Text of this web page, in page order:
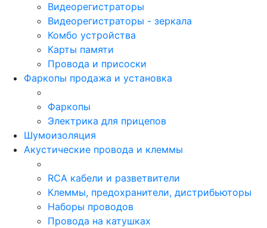
Видеорегистраторы
Видеорегистраторы - зеркала
Комбо устройства
Карты памяти
Провода и присоски
Фаркопы продажа и установка
Фаркопы
Электрика для прицепов
Шумоизоляция
Акустические провода и клеммы
RCA кабели и разветвители
Клеммы, предохранители, дистрибьюторы
Наборы проводов
Провода на катушках